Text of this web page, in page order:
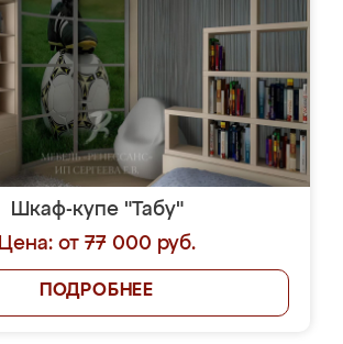
Шкаф-купе "Табу"
Цена: от 77 000 руб.
ПОДРОБНЕЕ